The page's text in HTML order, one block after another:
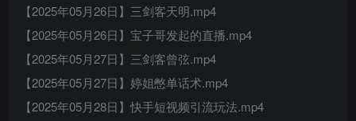
【2025年05月26日】三剑客天明.mp4
【2025年05月26日】宝子哥发起的直播.mp4
【2025年05月27日】三剑客曾弦.mp4
【2025年05月27日】婷姐憋单话术.mp4
【2025年05月28日】快手短视频引流玩法.mp4